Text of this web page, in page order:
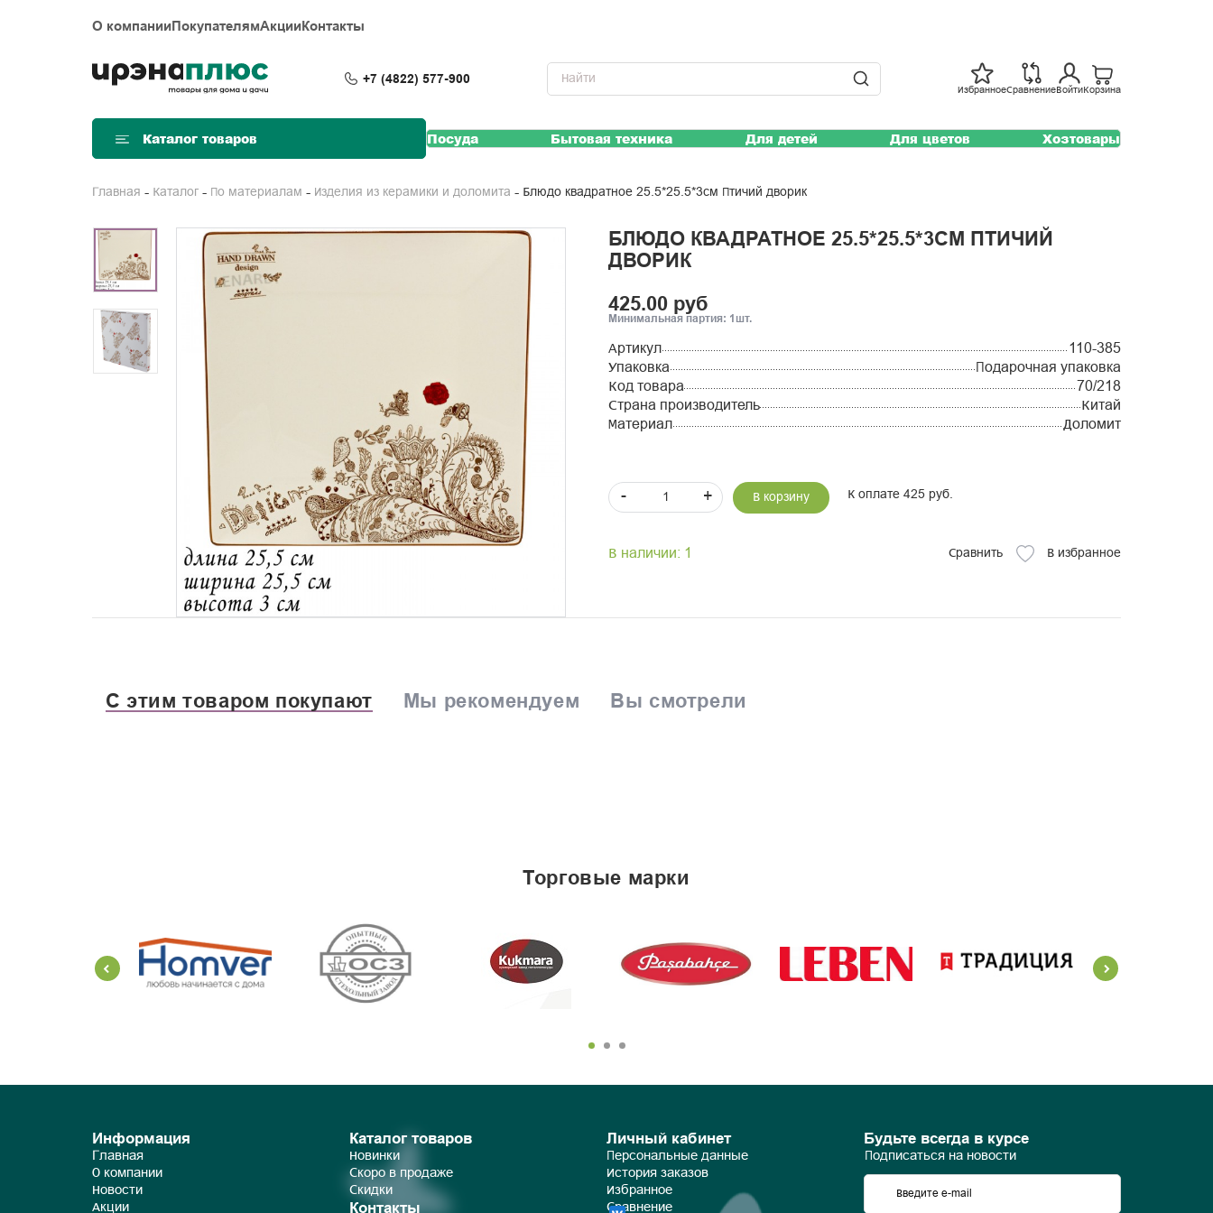
О компанииПокупателямАкцииКонтакты
+7 (4822) 577-900
ИзбранноеСравнение Войти Корзина
Каталог товаров Посуда Бытовая техника Для детей Для цветов Хозтовары
Главная Каталог По материалам Изделия из керамики и доломита Блюдо квадратное 25.5*25.5*3см Птичий дворик
БЛЮДО КВАДРАТНОЕ 25.5*25.5*3СМ ПТИЧИЙ
ДВОРИК
425.00 руб
Минимальная партия: 1шт.
Артикул
110-385
Упаковка
Подарочная упаковка
Код товара
70/218
Страна производитель
Китай
Материал
Доломит
- + В корзину К оплате 425 руб.
В наличии: 1 Сравнить В избранное
С этим товаром покупают Мы рекомендуем Вы смотрели
торговые марки
Информация
Главная
О компании
Новости
Акции
Каталог товаров
Новинки
Скоро в продаже
Скидки
Контакты
Личный кабинет
Персональные данные
История заказов
Избранное
Сравнение
Будьте всегда в курсе
Подписаться на новости